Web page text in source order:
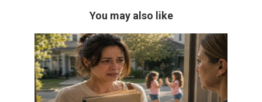
You may also like